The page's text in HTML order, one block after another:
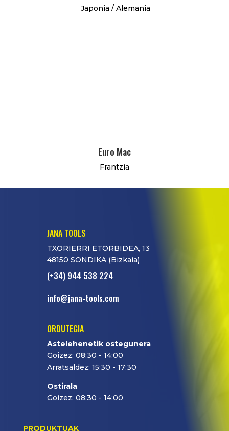
Japonia / Alemania
Euro Mac
Frantzia
JANA TOOLS
TXORIERRI ETORBIDEA, 13
48150 SONDIKA (Bizkaia)
(+34) 944 538 224
info@jana-tools.com
ORDUTEGIA
Astelehenetik ostegunera
Goizez: 08:30 - 14:00
Arratsaldez: 15:30 - 17:30
Ostirala
Goizez: 08:30 - 14:00
PRODUKTUAK